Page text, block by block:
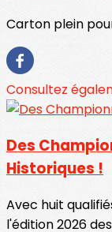
Carton plein
Consultez
Des
Historiques !
Avec huit
l'édition 2026